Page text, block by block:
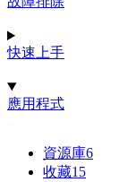
快速上手
應用程式
資源庫6
收藏15